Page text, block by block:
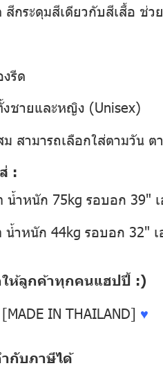
สีกระดุมสีเดียวกับสีเสื้อ ช่
รีด
ชายและหญิง (Unisex)
สามารถเลือกใส่ตามวัน
:
น้ำหนัก 75kg รอบอก 39"
น้ำหนัก 44kg รอบอก 32"
ให้ลูกค้าทุกคนแฮปปี้ :)
IN THAILAND] ♥
กับภาษีได้